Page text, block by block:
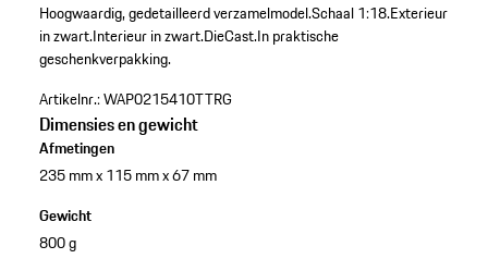
Hoogwaardig, gedetailleerd verzamelmodel.Schaal 1:18.Exterieur
in zwart.Interieur in zwart.DieCast.In praktische
geschenkverpakking.
Artikelnr.:WAP0215410TTRG
Dimensies en gewicht
Afmetingen
235 mm x 115 mm x 67 mm
Gewicht
800 g